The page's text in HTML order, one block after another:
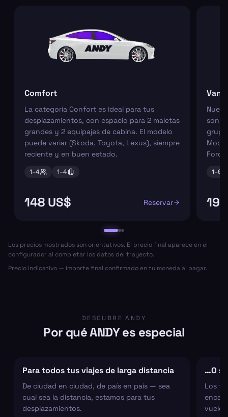
Comfort
La categoría Confort es ideal para tus
desplazamientos, con espacio para 2 maletas
grandes y 2 equipajes de cabina. El modelo
puede variar (Skoda, Toyota, Lexus), siempre
reciente y en buen estado.
1–4 1–4
148 US$ Reservar
Van
son
Ford
1–6
Los precios mostrados son orientativos. El precio final aparece en el
configurador al completar los datos del trayecto.
Precio indicativo — importe final confirmado en tu moneda al pagar.
DESCUBRE ANDY
Por qué ANDY es especial
Para todos tus viajes de larga distancia
De ciudad en ciudad, de país en país — sea
cual sea la distancia, estamos para tus
desplazamientos.
…O
Los
vuelo